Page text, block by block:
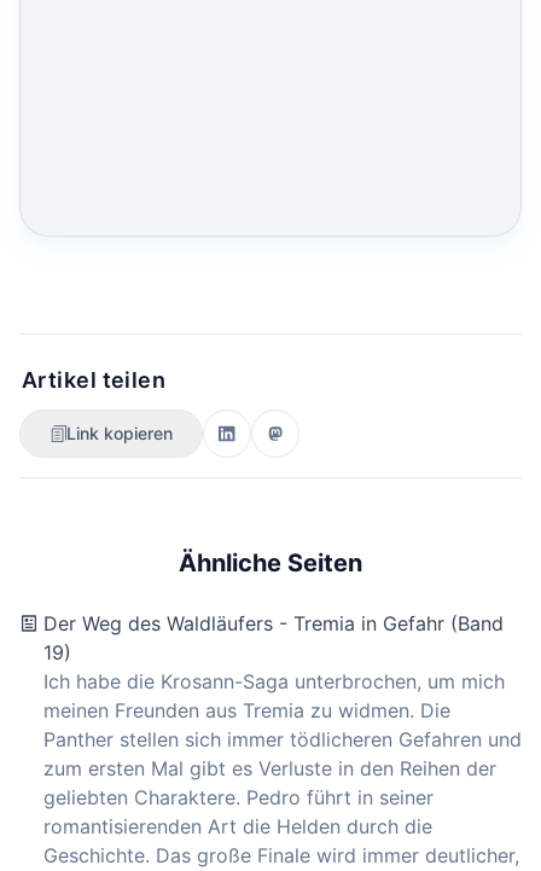
Artikel teilen
Link kopieren
Ähnliche Seiten
Der Weg des Waldläufers - Tremia in Gefahr (Band
19)
Ich habe die Krosann-Saga unterbrochen, um mich
meinen Freunden aus Tremia zu widmen. Die
Panther stellen sich immer tödlicheren Gefahren und
zum ersten Mal gibt es Verluste in den Reihen der
geliebten Charaktere. Pedro führt in seiner
romantisierenden Art die Helden durch die
Geschichte. Das große Finale wird immer deutlicher,